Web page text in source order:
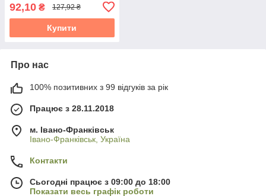
92,10 ₴ 127,92 ₴
Купити
Про нас
100% позитивних з 99 відгуків за рік
Працює з 28.11.2018
м. Івано-Франківськ
Івано-Франківськ, Україна
Контакти
Сьогодні працює з 09:00 до 18:00
Показати весь графік роботи